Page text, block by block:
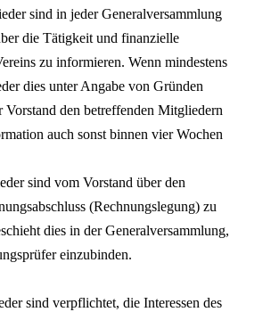
sind in jeder Generalversammlung
die Tätigkeit und finanzielle
zu informieren. Wenn mindestens
dies unter Angabe von Gründen
Vorstand den betreffenden Mitgliedern
auch sonst binnen vier Wochen
sind vom Vorstand über den
(Rechnungslegung) zu
dies in der Generalversammlung,
einzubinden.
sind verpflichtet, die Interessen des